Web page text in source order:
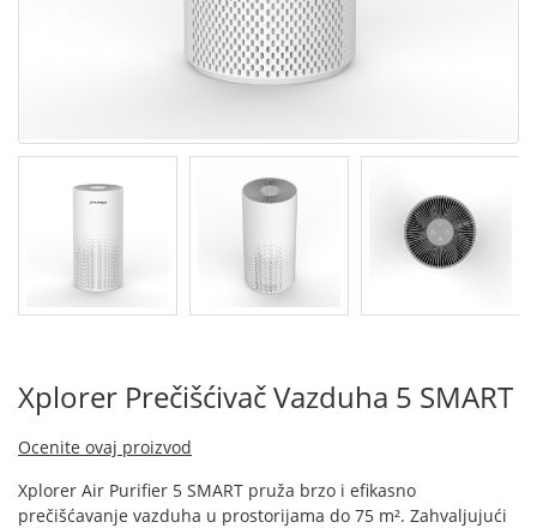
Xplorer Prečišćivač Vazduha 5 SMART
Ocenite ovaj proizvod
Xplorer Air Purifier 5 SMART pruža brzo i efikasno
prečišćavanje vazduha u prostorijama do 75 m². Zahvaljujući